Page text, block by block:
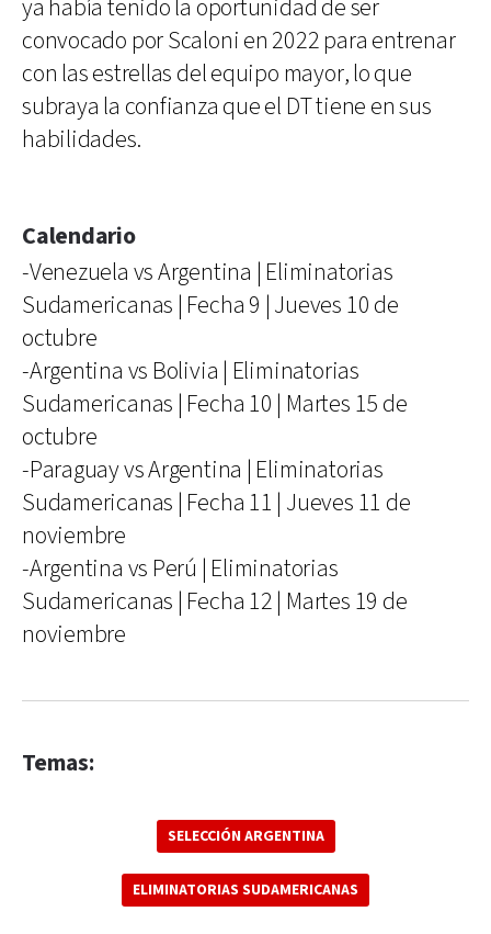
ya había tenido la oportunidad de ser
convocado por Scaloni en 2022 para entrenar
con las estrellas del equipo mayor, lo que
subraya la confianza que el DT tiene en sus
habilidades.
Calendario
-Venezuela vs Argentina | Eliminatorias
Sudamericanas | Fecha 9 | Jueves 10 de
octubre
-Argentina vs Bolivia | Eliminatorias
Sudamericanas | Fecha 10 | Martes 15 de
octubre
-Paraguay vs Argentina | Eliminatorias
Sudamericanas | Fecha 11 | Jueves 11 de
noviembre
-Argentina vs Perú | Eliminatorias
Sudamericanas | Fecha 12 | Martes 19 de
noviembre
Temas:
SELECCIÓN ARGENTINA
ELIMINATORIAS SUDAMERICANAS